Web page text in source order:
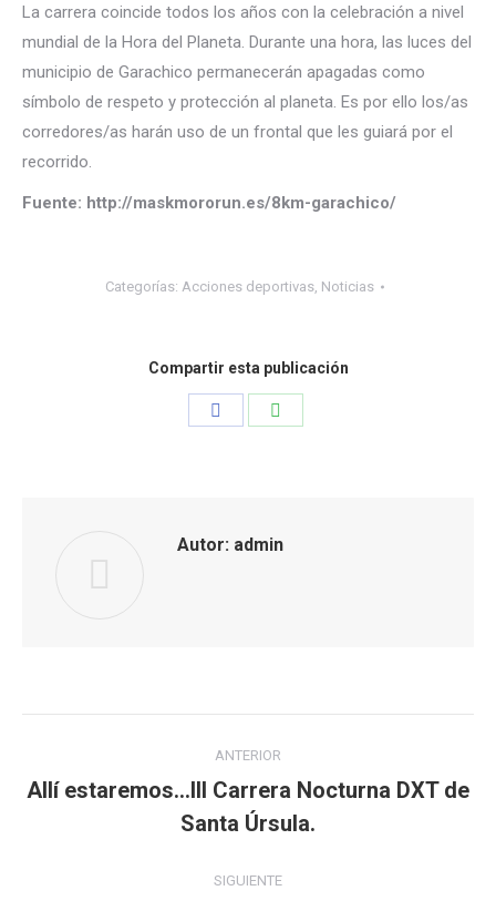
La carrera coincide todos los años con la celebración a nivel
mundial de la Hora del Planeta. Durante una hora, las luces del
municipio de Garachico permanecerán apagadas como
símbolo de respeto y protección al planeta. Es por ello los/as
corredores/as harán uso de un frontal que les guiará por el
recorrido.
Fuente: http://maskmororun.es/8km-garachico/
Categorías: Acciones deportivas, Noticias
Compartir esta publicación
Autor: admin
entre
publicaciones
ANTERIOR
Publicación
anterior:
Allí estaremos…III Carrera Nocturna DXT de
Santa Úrsula.
SIGUIENTE